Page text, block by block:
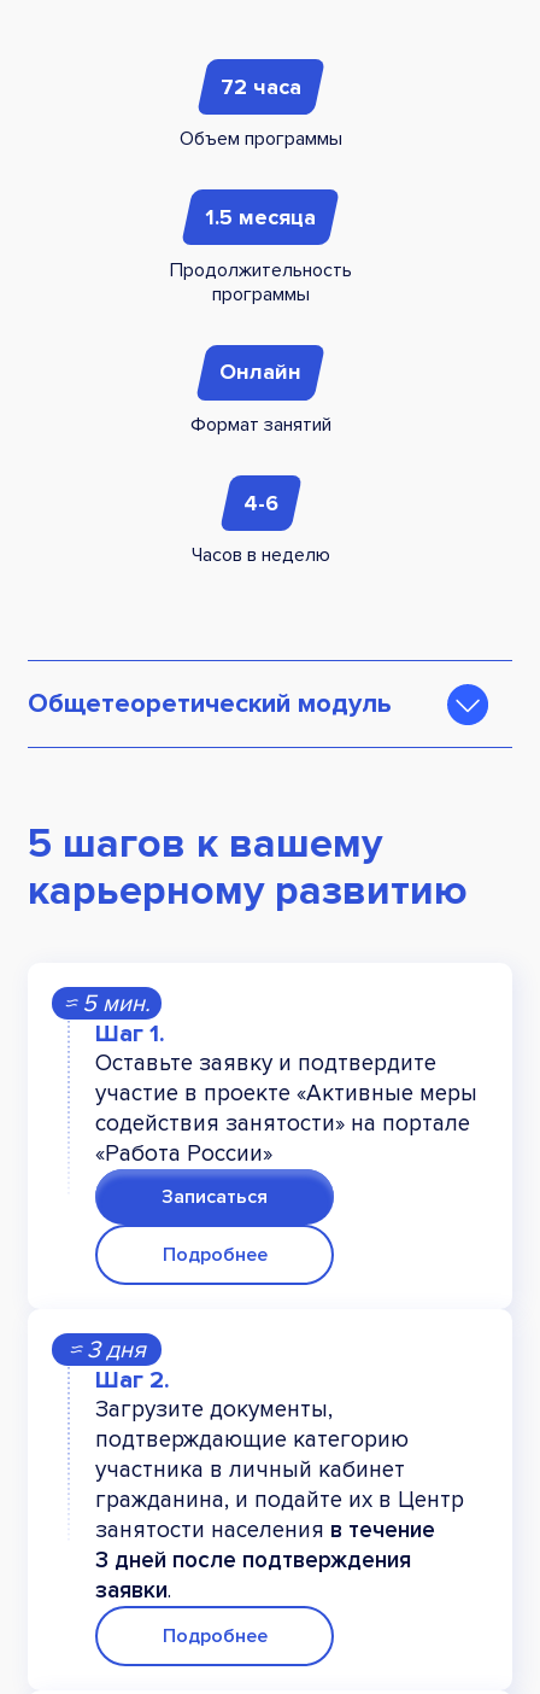
72 часа
Объем программы
1.5 месяца
Продолжительность
программы
Онлайн
Формат занятий
4-6
Часов в неделю
Общетеоретический модуль
Ингредиенты в косметической
промышленности
Технология эфирных масел
Гели
Пеномоющие композиции
Антисептические и антибактериальные
средства
Классификация красителей и пигментов.
Косметические эмульсии: основы создания
Микробиологические аспекты производства
косметических средств
Основы технологии косметического
производства
5 шагов к вашему
карьерному развитию
≈ 5 мин.
Оставьте заявку и подтвердите
участие в проекте «Активные меры
содействия занятости» на портале
«Работа России»
Записаться
Подробнее
≈ 3 дня
Загрузите документы,
подтверждающие категорию
участника в личный кабинет
гражданина, и подайте их в Центр
занятости населения в течение
3 дней после подтверждения
заявки.
Подробнее